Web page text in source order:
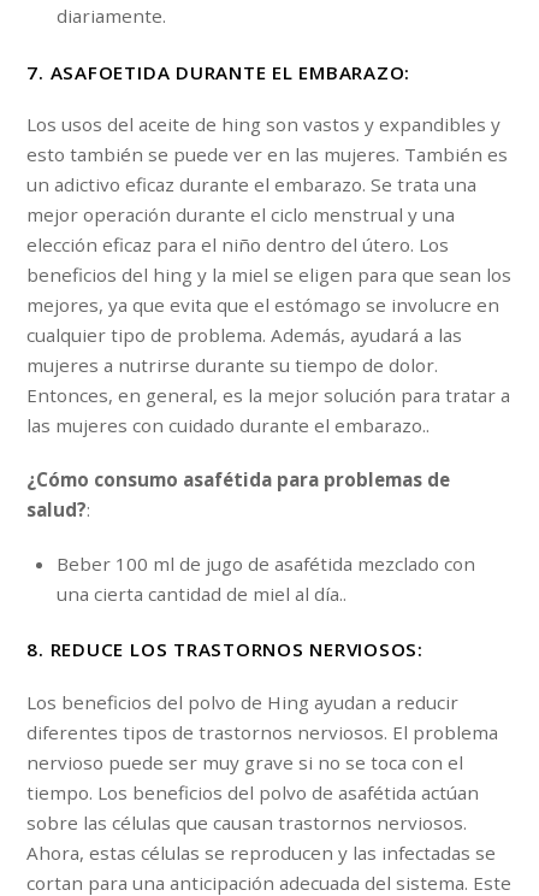
diariamente.
7. ASAFOETIDA DURANTE EL EMBARAZO:
Los usos del aceite de hing son vastos y expandibles y
esto también se puede ver en las mujeres. También es
un adictivo eficaz durante el embarazo. Se trata una
mejor operación durante el ciclo menstrual y una
elección eficaz para el niño dentro del útero. Los
beneficios del hing y la miel se eligen para que sean los
mejores, ya que evita que el estómago se involucre en
cualquier tipo de problema. Además, ayudará a las
mujeres a nutrirse durante su tiempo de dolor.
Entonces, en general, es la mejor solución para tratar a
las mujeres con cuidado durante el embarazo..
¿Cómo consumo asafétida para problemas de
salud?:
Beber 100 ml de jugo de asafétida mezclado con
una cierta cantidad de miel al día..
8. REDUCE LOS TRASTORNOS NERVIOSOS:
Los beneficios del polvo de Hing ayudan a reducir
diferentes tipos de trastornos nerviosos. El problema
nervioso puede ser muy grave si no se toca con el
tiempo. Los beneficios del polvo de asafétida actúan
sobre las células que causan trastornos nerviosos.
Ahora, estas células se reproducen y las infectadas se
cortan para una anticipación adecuada del sistema. Este